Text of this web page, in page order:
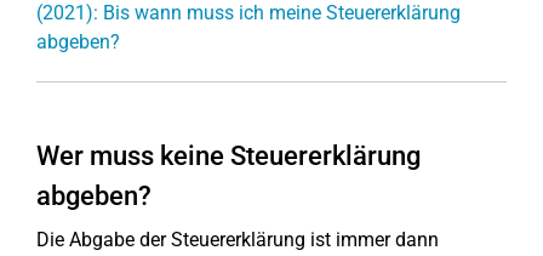
(2021): Bis wann muss ich meine Steuererklärung
abgeben?
Wer muss keine Steuererklärung
abgeben?
Die Abgabe der Steuererklärung ist immer dann